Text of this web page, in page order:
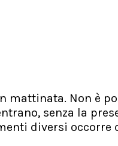
mattinata. Non è
senza la
diversi occorre